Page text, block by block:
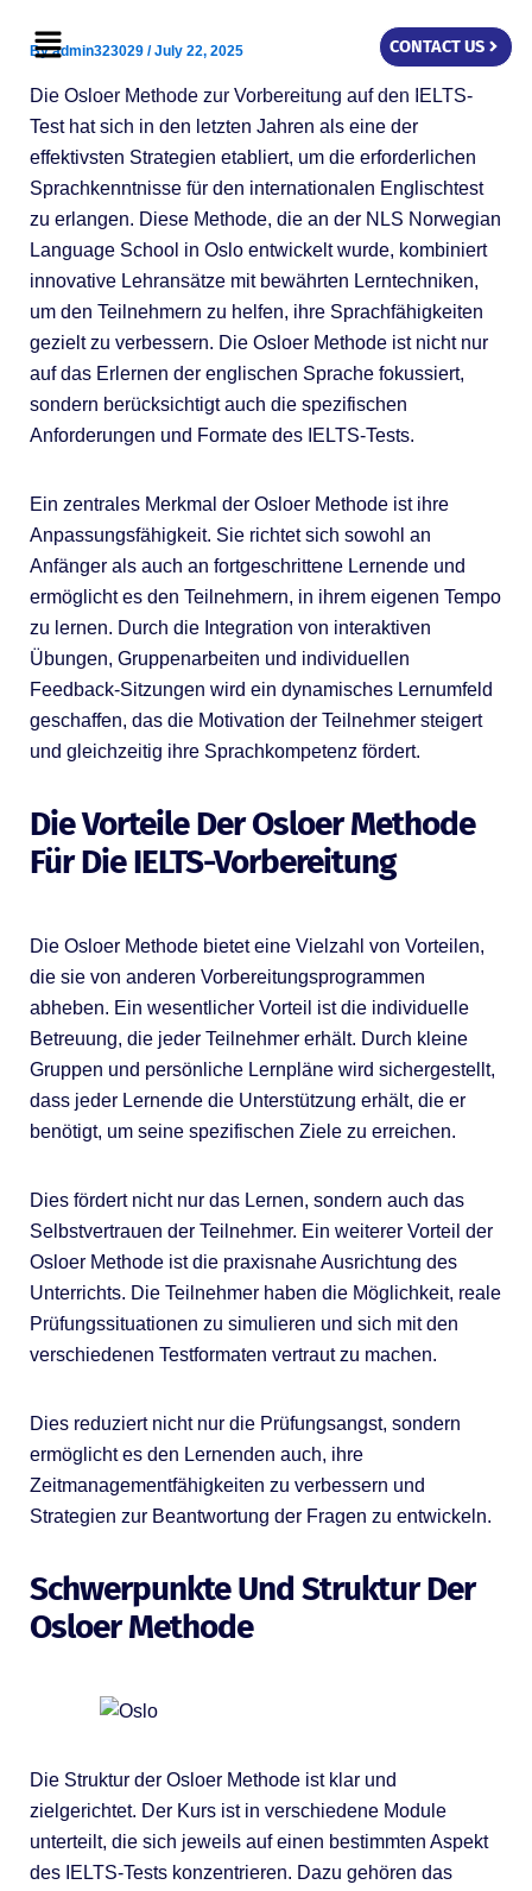
Menu CONTACT US
Byadmin323029 /July 22, 2025
Die Osloer Methode zur Vorbereitung auf den IELTS-
Test hat sich in den letzten Jahren als eine der
effektivsten Strategien etabliert, um die erforderlichen
Sprachkenntnisse für den internationalen Englischtest
zu erlangen. Diese Methode, die an der NLS Norwegian
Language School in Oslo entwickelt wurde, kombiniert
innovative Lehransätze mit bewährten Lerntechniken,
um den Teilnehmern zu helfen, ihre Sprachfähigkeiten
gezielt zu verbessern. Die Osloer Methode ist nicht nur
auf das Erlernen der englischen Sprache fokussiert,
sondern berücksichtigt auch die spezifischen
Anforderungen und Formate des IELTS-Tests.
Ein zentrales Merkmal der Osloer Methode ist ihre
Anpassungsfähigkeit. Sie richtet sich sowohl an
Anfänger als auch an fortgeschrittene Lernende und
ermöglicht es den Teilnehmern, in ihrem eigenen Tempo
zu lernen. Durch die Integration von interaktiven
Übungen, Gruppenarbeiten und individuellen
Feedback-Sitzungen wird ein dynamisches Lernumfeld
geschaffen, das die Motivation der Teilnehmer steigert
und gleichzeitig ihre Sprachkompetenz fördert.
Die Vorteile Der Osloer Methode
Für Die IELTS-Vorbereitung
Die Osloer Methode bietet eine Vielzahl von Vorteilen,
die sie von anderen Vorbereitungsprogrammen
abheben. Ein wesentlicher Vorteil ist die individuelle
Betreuung, die jeder Teilnehmer erhält. Durch kleine
Gruppen und persönliche Lernpläne wird sichergestellt,
dass jeder Lernende die Unterstützung erhält, die er
benötigt, um seine spezifischen Ziele zu erreichen.
Dies fördert nicht nur das Lernen, sondern auch das
Selbstvertrauen der Teilnehmer. Ein weiterer Vorteil der
Osloer Methode ist die praxisnahe Ausrichtung des
Unterrichts. Die Teilnehmer haben die Möglichkeit, reale
Prüfungssituationen zu simulieren und sich mit den
verschiedenen Testformaten vertraut zu machen.
Dies reduziert nicht nur die Prüfungsangst, sondern
ermöglicht es den Lernenden auch, ihre
Zeitmanagementfähigkeiten zu verbessern und
Strategien zur Beantwortung der Fragen zu entwickeln.
Schwerpunkte Und Struktur Der
Osloer Methode
Die Struktur der Osloer Methode ist klar und
zielgerichtet. Der Kurs ist in verschiedene Module
unterteilt, die sich jeweils auf einen bestimmten Aspekt
des IELTS-Tests konzentrieren. Dazu gehören das